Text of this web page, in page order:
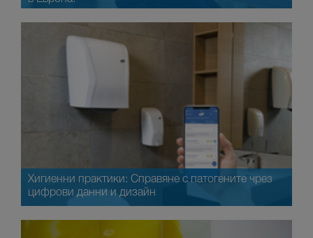
Хигиенни практики: Справяне с патогените чрез
цифрови данни и дизайн